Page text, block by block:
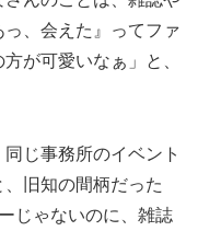
、会えた』ってファ
が可愛いなぁ」と、
じ事務所のイベント
旧知の間柄だった
じゃないのに、雑誌